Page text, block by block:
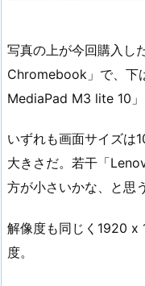
写真の上が今回購入し
Chromebook」で、下
MediaPad M3 lite 10」
いずれも画面サイズは
大きさだ。若干「
方が小さいかな、と思
解像度も同じく1920 x
度。